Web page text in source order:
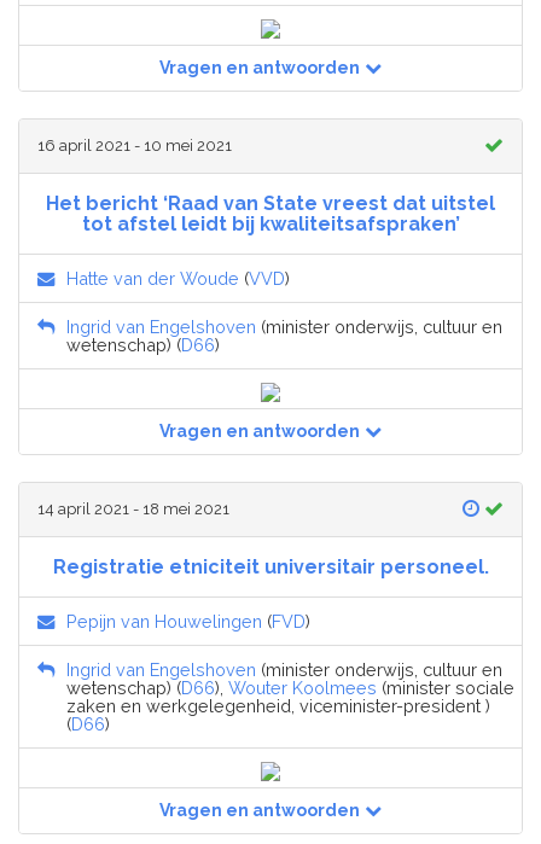
Vragen en antwoorden
16 april 2021 - 10 mei 2021
Het bericht ‘Raad van State vreest dat uitstel
tot afstel leidt bij kwaliteitsafspraken’
Hatte van der Woude (VVD)
Ingrid van Engelshoven (minister onderwijs, cultuur en
wetenschap) (D66)
Vragen en antwoorden
14 april 2021 - 18 mei 2021
Registratie etniciteit universitair personeel.
Pepijn van Houwelingen (FVD)
Ingrid van Engelshoven (minister onderwijs, cultuur en
wetenschap) (D66), Wouter Koolmees (minister sociale
zaken en werkgelegenheid, viceminister-president )
(D66)
Vragen en antwoorden